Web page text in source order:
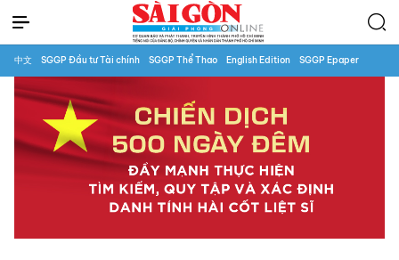
中文 SGGP Đầu tư Tài chính SGGP Thể Thao English Edition SGGP Epaper